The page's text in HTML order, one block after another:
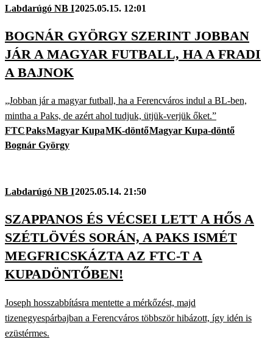
Labdarúgó NB I2025.05.15. 12:01
BOGNÁR GYÖRGY SZERINT JOBBAN
JÁR A MAGYAR FUTBALL, HA A FRADI
A BAJNOK
„Jobban jár a magyar futball, ha a Ferencváros indul a BL-ben,
mintha a Paks, de azért ahol tudjuk, ütjük-verjük őket.”
FTCPaksMagyar KupaMK-döntőMagyar Kupa-döntő
Bognár György
Labdarúgó NB I2025.05.14. 21:50
SZAPPANOS ÉS VÉCSEI LETT A HŐS A
SZÉTLÖVÉS SORÁN, A PAKS ISMÉT
MEGFRICSKÁZTA AZ FTC-T A
KUPADÖNTŐBEN!
Joseph hosszabbításra mentette a mérkőzést, majd
tizenegyespárbajban a Ferencváros többször hibázott, így idén is
ezüstérmes.